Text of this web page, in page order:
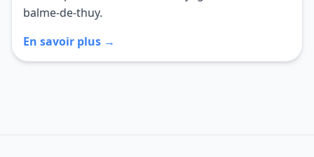
balme-de-thuy.
En savoir plus →